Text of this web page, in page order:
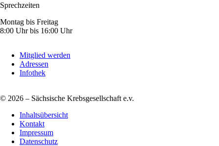
Sprechzeiten
Montag bis Freitag
8:00 Uhr bis 16:00 Uhr
Mitglied werden
Adressen
Infothek
© 2026 – Sächsische Krebsgesellschaft e.v.
Inhaltsübersicht
Kontakt
Impressum
Datenschutz